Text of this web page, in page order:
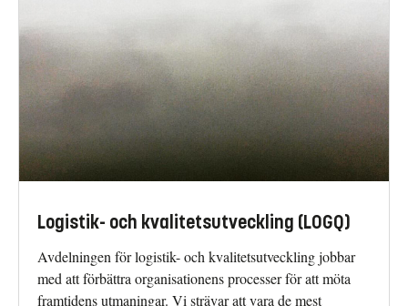
Logistik- och kvalitetsutveckling (LOGQ)
Avdelningen för logistik- och kvalitetsutveckling jobbar
med att förbättra organisationens processer för att möta
framtidens utmaningar. Vi strävar att vara de mest